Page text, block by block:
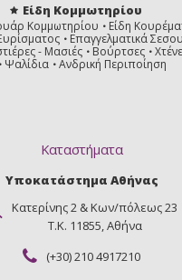
Είδη Κομμωτηρίου
Κομμωτηρίου
Είδη
Επαγγελματικά
- Μασιές
Βούρτσες
Ψαλίδια
Ανδρική Περιποίηση
Καταστήματα
Υποκατάστημα Αθήνας
Κατερίνης 2 & Κων/πόλεως 23
Τ.Κ. 11855, Αθήνα
(+30) 210 4917210